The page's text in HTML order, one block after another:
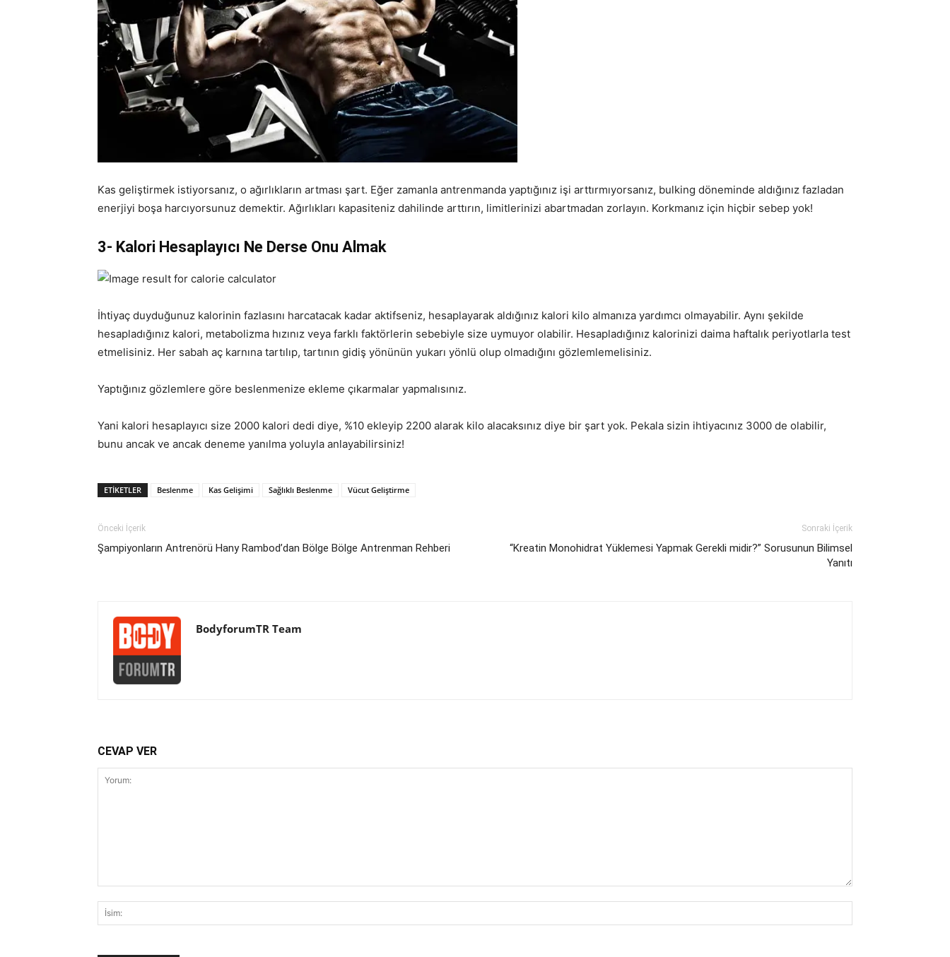
Kas geliştirmek istiyorsanız, o ağırlıkların artması şart. Eğer zamanla antrenmanda yaptığınız işi arttırmıyorsanız, bulking döneminde aldığınız fazladan
enerjiyi boşa harcıyorsunuz demektir. Ağırlıkları kapasiteniz dahilinde arttırın, limitlerinizi abartmadan zorlayın. Korkmanız için hiçbir sebep yok!
3- Kalori Hesaplayıcı Ne Derse Onu Almak
İhtiyaç duyduğunuz kalorinin fazlasını harcatacak kadar aktifseniz, hesaplayarak aldığınız kalori kilo almanıza yardımcı olmayabilir. Aynı şekilde
hesapladığınız kalori, metabolizma hızınız veya farklı faktörlerin sebebiyle size uymuyor olabilir. Hesapladığınız kalorinizi daima haftalık periyotlarla test
etmelisiniz. Her sabah aç karnına tartılıp, tartının gidiş yönünün yukarı yönlü olup olmadığını gözlemlemelisiniz.
Yaptığınız gözlemlere göre beslenmenize ekleme çıkarmalar yapmalısınız.
Yani kalori hesaplayıcı size 2000 kalori dedi diye, %10 ekleyip 2200 alarak kilo alacaksınız diye bir şart yok. Pekala sizin ihtiyacınız 3000 de olabilir,
bunu ancak ve ancak deneme yanılma yoluyla anlayabilirsiniz!
ETIKETLER Beslenme Kas Gelişimi Sağlıklı Beslenme Vücut Geliştirme
Önceki İçerik
Şampiyonların Antrenörü Hany Rambod’dan Bölge Bölge Antrenman Rehberi
Sonraki İçerik
“Kreatin Monohidrat Yüklemesi Yapmak Gerekli midir?” Sorusunun Bilimsel
Yanıtı
BodyforumTR Team
CEVAP VER